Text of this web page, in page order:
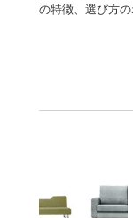
の特徴、選び方